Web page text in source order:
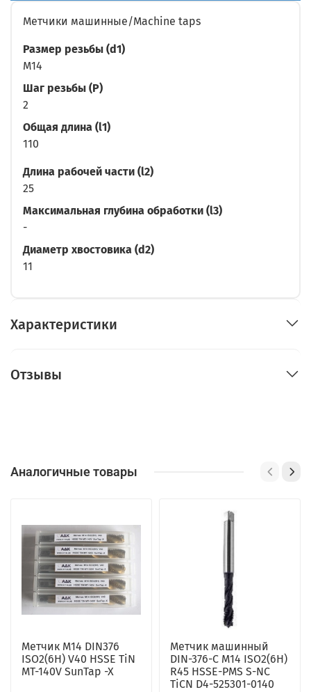
Метчики машинные/Machine taps
Размер резьбы (d1)
M14
Шаг резьбы (P)
2
Общая длина (l1)
110
Длина рабочей части (l2)
25
Максимальная глубина обработки (l3)
-
Диаметр хвостовика (d2)
11
Характеристики
Отзывы
Аналогичные товары
Метчик M14 DIN376
ISO2(6H) V40 HSSE TiN
MT-140V SunTap -X
Метчик машинный
DIN-376-C M14 ISO2(6H)
R45 HSSE-PMS S-NC
TiCN D4-525301-0140